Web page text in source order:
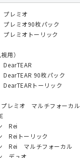
プレミオ
プレミオ90枚パック
レミオトーリック
用）
90枚パック
トーリック
レミオ マルチフォーカル
Rei
Reiトーリック
Rei マルチフォーカル
デュオ